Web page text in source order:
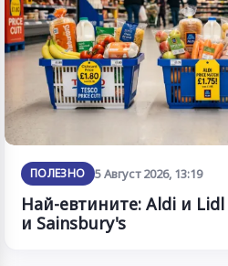
ПОЛЕЗНО 5 Август 2026, 13:19
Най-евтините: Aldi и
и Sainsbury's